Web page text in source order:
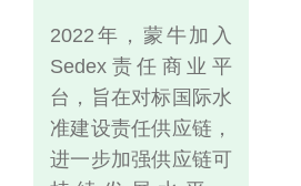
2022年，蒙牛加入
Sedex责任商业平
台，旨在对标国际水
准建设责任供应链，
进一步加强供应链可